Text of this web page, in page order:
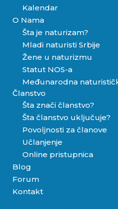
Kalendar
O Nama
Šta je naturizam?
Mladi naturisti Srbije
Žene u naturizmu
Statut NOS-a
Međunarodna
Članstvo
Šta znači članstvo?
Šta članstvo uključuje?
Povoljnosti za članove
Učlanjenje
Online pristupnica
Blog
Forum
Kontakt